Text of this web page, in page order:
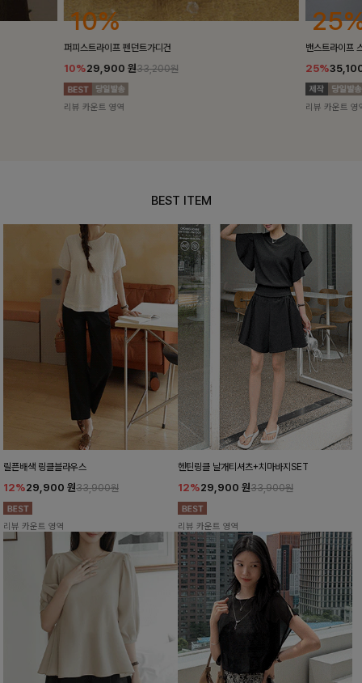
25%
밴스트라이프 스트링원피스
25%35,100 원46,800원
리뷰 카운트 영역
10%
[5천장돌파/
10%
리뷰 카운트 영
BEST ITEM
릴픈배색 링클블라우스
12%29,900 원33,900원
리뷰 카운트 영역
헨틴링클 날개티셔츠+치마바지SET
12%29,900 원33,900원
리뷰 카운트 영역